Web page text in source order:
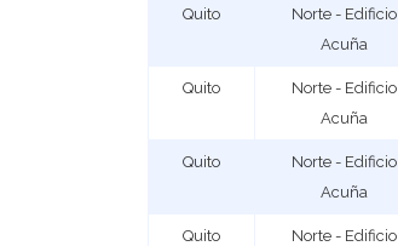
Quito
Norte - Edificio
Acuña
Quito
Norte - Edificio
Acuña
Quito
Norte - Edificio
Acuña
Quito
Norte - Edificio